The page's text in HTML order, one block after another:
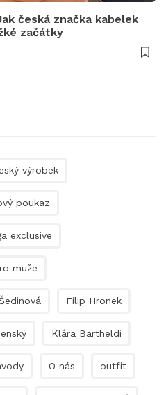
česká značka kabelek
začátky
výrobek
poukaz
exclusive
muže
Filip Hronek
Klára Bartheldi
O nás outfit